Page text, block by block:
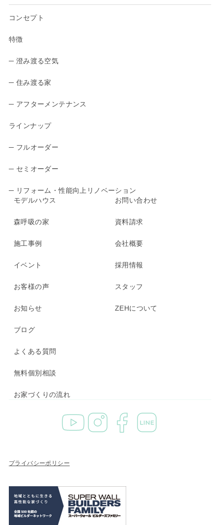
コンセプト
特徴
─ 澄み渡る空気
─ 住み渡る家
─ アフターメンテナンス
ラインナップ
─ フルオーダー
─ セミオーダー
─ リフォーム・性能向上リノベーション
モデルハウス
森呼吸の家
施工事例
イベント
お客様の声
お知らせ
ブログ
よくある質問
無料個別相談
お家づくりの流れ
お問い合わせ
資料請求
会社概要
採用情報
スタッフ
ZEHについて
プライバシーポリシー